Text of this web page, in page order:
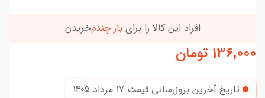
افراد‌ این کالا را برای بار چندم‌خریدن
136,000 تومان
تاریخ آخرین بروزرسانی قیمت 17 مرداد 1405